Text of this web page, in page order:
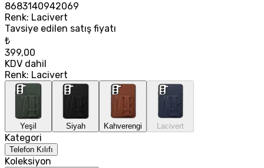
8683140942069
Renk: Lacivert
Tavsiye edilen satış fiyatı
₺
399,00
KDV dahil
Renk: Lacivert
Yeşil Siyah Kahverengi Lacivert
Kategori
Telefon Kılıfı
Koleksiyon